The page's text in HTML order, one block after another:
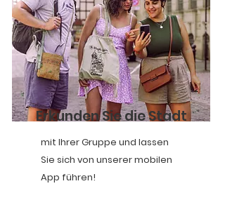
Erkunden Sie die Stadt
mit Ihrer Gruppe und lassen
Sie sich von unserer mobilen
App führen!